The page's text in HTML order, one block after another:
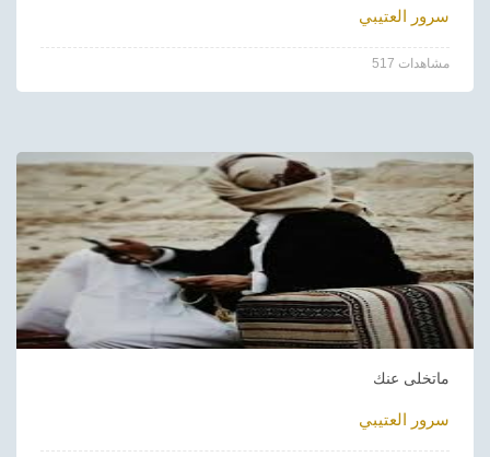
سرور العتيبي
517 مشاهدات
ماتخلى عنك
سرور العتيبي